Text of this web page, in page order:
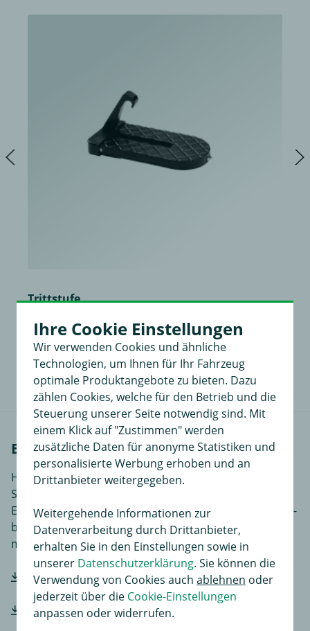
Trittstufe
17,99 €
Einbauanleitungen
Hier finden Sie Einbauanleitungen in verschiedenen
Sprachen, je nach Artikel noch ergänzende
Einbauhilfen und zusätzliches Bildmaterial das den Ein-
bzw. Anbau des Produktes für Sie noch einfacher
macht.
Hersteller-Einbauanleitung downloaden
Hersteller-Einbauanleitung downloaden
Ihre Cookie Einstellungen
Wir verwenden Cookies und ähnliche
Technologien, um Ihnen für Ihr Fahrzeug
optimale Produktangebote zu bieten. Dazu
zählen Cookies, welche für den Betrieb und die
Steuerung unserer Seite notwendig sind. Mit
einem Klick auf "Zustimmen" werden
zusätzliche Daten für anonyme Statistiken und
personalisierte Werbung erhoben und an
Drittanbieter weitergegeben.
Weitergehende Informationen zur
Datenverarbeitung durch Drittanbieter,
erhalten Sie in den Einstellungen sowie in
unserer Datenschutzerklärung. Sie können die
Verwendung von Cookies auch ablehnen oder
jederzeit über die Cookie-Einstellungen
anpassen oder widerrufen.